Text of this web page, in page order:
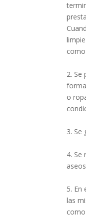
2. Se
o
3. Se
4. Se
5. En
las